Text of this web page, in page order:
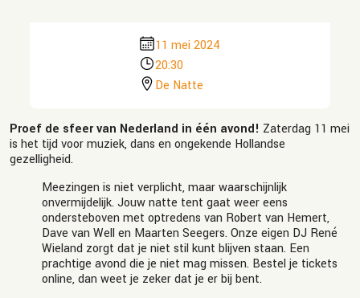
11 mei 2024
20:30
De Natte
Proef de sfeer van Nederland in één avond! Zaterdag 11 mei
is het tijd voor muziek, dans en ongekende Hollandse
gezelligheid.
Meezingen is niet verplicht, maar waarschijnlijk
onvermijdelijk. Jouw natte tent gaat weer eens
ondersteboven met optredens van Robert van Hemert,
Dave van Well en Maarten Seegers. Onze eigen DJ René
Wieland zorgt dat je niet stil kunt blijven staan. Een
prachtige avond die je niet mag missen. Bestel je tickets
online, dan weet je zeker dat je er bij bent.